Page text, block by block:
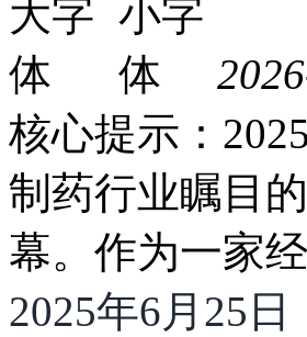
核心提示：
制药行业瞩目
幕。作为一家
2025年6月25